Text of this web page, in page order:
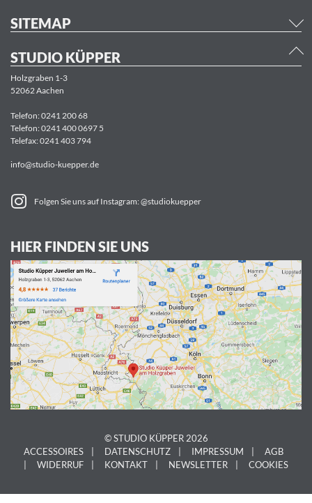
SITEMAP
STUDIO KÜPPER
Holzgraben 1-3
52062 Aachen
Telefon:0241 200 68
Telefon:0241 400 0697 5
Telefax: 0241 403 794
info@studio-kuepper.de
Folgen Sie uns auf Instagram: @studiokuepper
HIER FINDEN SIE UNS
© STUDIO KÜPPER 2026
ACCESSOIRES
DATENSCHUTZ IMPRESSUM
AGB
WIDERRUF
KONTAKT NEWSLETTER COOKIES